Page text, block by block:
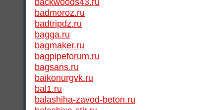
badmoroz.ru
badtripdz.ru
bagga.ru
bagmaker.ru
bagpipeforum.ru
bagsans.ru
baikonurgvk.ru
bal1.ru
balashiha-zavod-beton.ru